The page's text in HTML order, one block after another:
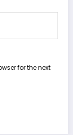
for the next